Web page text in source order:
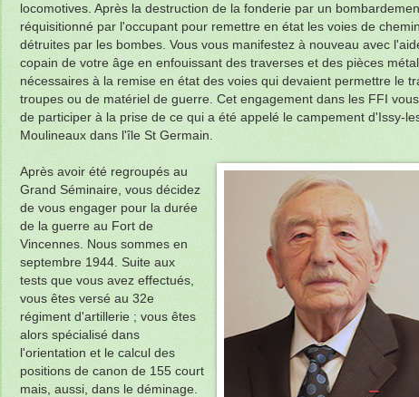
locomotives. Après la destruction de la fonderie par un
réquisitionné par l'occupant pour remettre en état les voies de
détruites par les bombes. Vous vous manifestez à nouveau avec
copain de votre âge en enfouissant des traverses et des pièces
nécessaires à la remise en état des voies qui devaient permettre le
troupes ou de matériel de guerre. Cet engagement dans les FFI
de participer à la prise de ce qui a été appelé le campement d'Issy-
Moulineaux dans l'île St Germain.
Après avoir été regroupés au
Grand Séminaire, vous décidez
de vous engager pour la durée
de la guerre au Fort de
Vincennes. Nous sommes en
septembre 1944. Suite aux
tests que vous avez effectués,
vous êtes versé au 32e
régiment d'artillerie ; vous êtes
alors spécialisé dans
l'orientation et le calcul des
positions de canon de 155 court
mais, aussi, dans le déminage.